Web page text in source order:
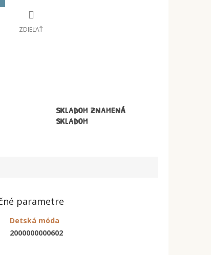
ZDIEĽAŤ
SKLADOM ZNAMENÁ
SKLADOM
parametre
Detská móda
2000000000602